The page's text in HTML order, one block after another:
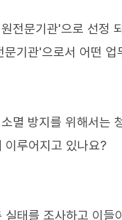
전문기관'으로 선정
기관'으로서 어떤 업
멸 방지를 위해서는
이루어지고 있나요?
태를 조사하고 이